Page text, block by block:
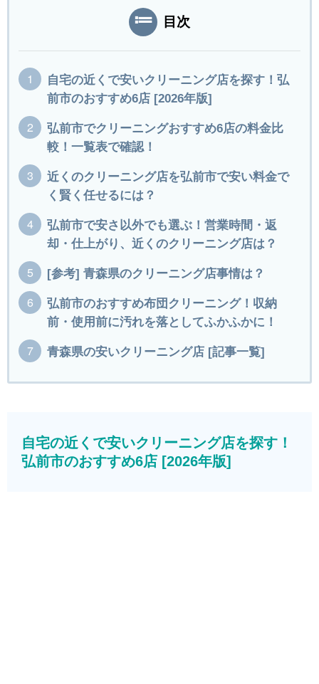
目次
自宅の近くで安いクリーニング店を探す！弘
前市のおすすめ6店 [2026年版]
弘前市でクリーニングおすすめ6店の料金比
較！一覧表で確認！
近くのクリーニング店を弘前市で安い料金で
く賢く任せるには？
弘前市で安さ以外でも選ぶ！営業時間・返
却・仕上がり、近くのクリーニング店は？
[参考] 青森県のクリーニング店事情は？
弘前市のおすすめ布団クリーニング！収納
前・使用前に汚れを落としてふかふかに！
青森県の安いクリーニング店 [記事一覧]
自宅の近くで安いクリーニング店を探す！
弘前市のおすすめ6店 [2026年版]